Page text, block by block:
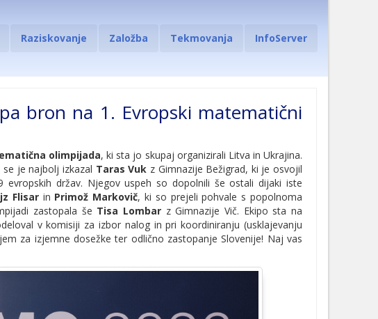
Raziskovanje Založba Tekmovanja InfoServer
bron na 1. Evropski matematični
olimpijada, ki sta jo skupaj organizirali Litva in Ukrajina.
je najbolj izkazal Taras Vuk z Gimnazije Bežigrad, ki je osvojil
držav. Njegov uspeh so dopolnili še ostali dijaki iste
Flisar in Primož Markovič, ki so prejeli pohvale s popolnoma
zastopala še Tisa Lombarz Gimnazije Vič. Ekipo sta na
v komisiji za izbor nalog in pri koordiniranju (usklajevanju
za izjemne dosežke ter odlično zastopanje Slovenije! Naj vas